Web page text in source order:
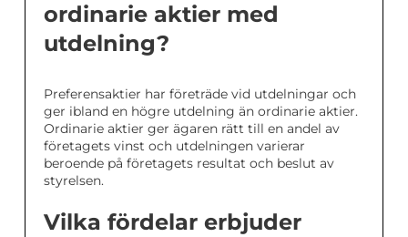
ordinarie aktier med
utdelning?
Preferensaktier har företräde vid utdelningar och
ger ibland en högre utdelning än ordinarie aktier.
Ordinarie aktier ger ägaren rätt till en andel av
företagets vinst och utdelningen varierar
beroende på företagets resultat och beslut av
styrelsen.
Vilka fördelar erbjuder